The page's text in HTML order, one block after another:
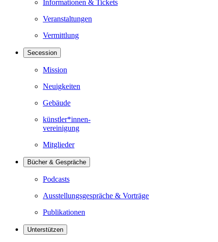
Informationen & Tickets
Veranstaltungen
Vermittlung
Secession
Mission
Neuigkeiten
Gebäude
künstler*innen-
vereinigung
Mitglieder
Bücher & Gespräche
Podcasts
Ausstellungsgespräche & Vorträge
Publikationen
Unterstützen